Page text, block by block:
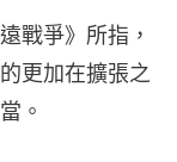
戰爭》所指，
更加在擴張之
。